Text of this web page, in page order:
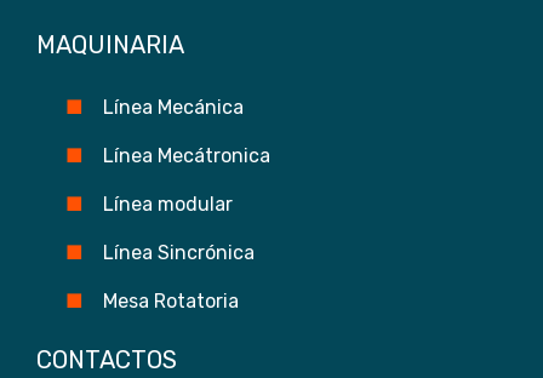
MAQUINARIA
Línea Mecánica
Línea Mecátronica
Línea modular
Línea Sincrónica
Mesa Rotatoria
CONTACTOS